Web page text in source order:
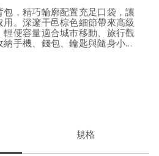
包，精巧輪廓配置充足口袋，讓
。深邃干邑棕色細節帶來高級
便容量適合城市移動、旅行觀
納手機、錢包、鑰匙與隨身小
都會線條詮釋低調奢華，適合
規格